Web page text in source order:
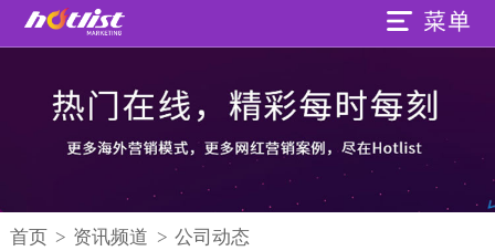
首页 > 资讯频道 > 公司动态